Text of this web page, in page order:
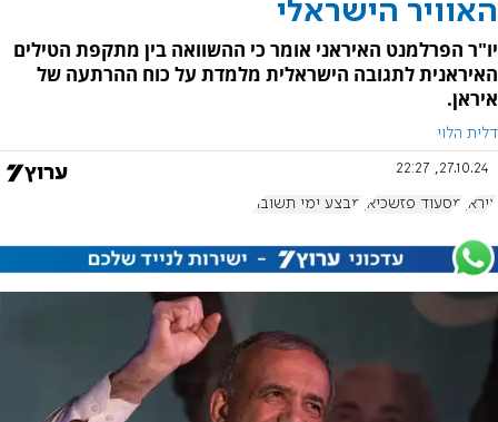
האוויר הישראלי
יו"ר הפרלמנט האיראני אומר כי ההשוואה בין מתקפת הטילים
האיראנית לתגובה הישראלית מלמדת על כוח ההרתעה של
איראן.
דלית הלוי
27.10.24, 22:27
איראן מסעוד פזשכיאן מבצע ימי תשובה